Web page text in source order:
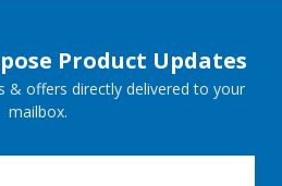
Product Updates
& offers directly delivered to your
mailbox.